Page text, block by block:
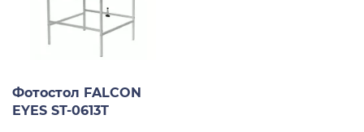
Фотостол FALCON
EYES ST-0613T